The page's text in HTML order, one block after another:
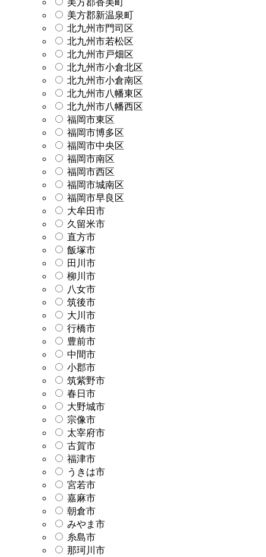
美方郡新温泉町
北九州市門司区
北九州市若松区
北九州市戸畑区
北九州市小倉北区
北九州市小倉南区
北九州市八幡東区
北九州市八幡西区
福岡市東区
福岡市博多区
福岡市中央区
福岡市南区
福岡市西区
福岡市城南区
福岡市早良区
大牟田市
久留米市
直方市
飯塚市
田川市
柳川市
八女市
筑後市
大川市
行橋市
豊前市
中間市
小郡市
筑紫野市
春日市
大野城市
宗像市
太宰府市
古賀市
福津市
うきは市
宮若市
嘉麻市
朝倉市
みやま市
糸島市
那珂川市